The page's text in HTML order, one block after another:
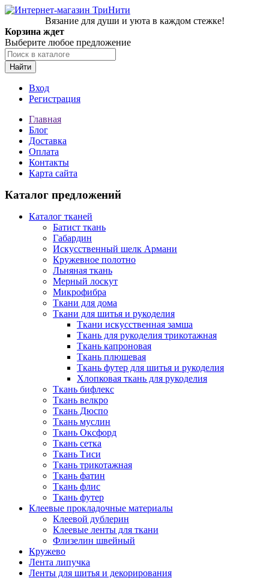
Вязание для души и уюта в каждом стежке!
Корзина ждет
Выберите любое предложение
Найти
Вход
Регистрация
Главная
Блог
Доставка
Оплата
Контакты
Карта сайта
Каталог предложений
Каталог тканей
Батист ткань
Габардин
Искусственный шелк Армани
Кружевное полотно
Льняная ткань
Мерный лоскут
Микрофибра
Ткани для дома
Ткани для шитья и рукоделия
Ткани искусственная замша
Ткань для рукоделия трикотажная
Ткань капроновая
Ткань плюшевая
Ткань футер для шитья и рукоделия
Хлопковая ткань для рукоделия
Ткань бифлекс
Ткань велкро
Ткань Дюспо
Ткань муслин
Ткань Оксфорд
Ткань сетка
Ткань Тиси
Ткань трикотажная
Ткань фатин
Ткань флис
Ткань футер
Клеевые прокладочные материалы
Клеевой дублерин
Клеевые ленты для ткани
Флизелин швейный
Кружево
Лента липучка
Ленты для шитья и декорирования